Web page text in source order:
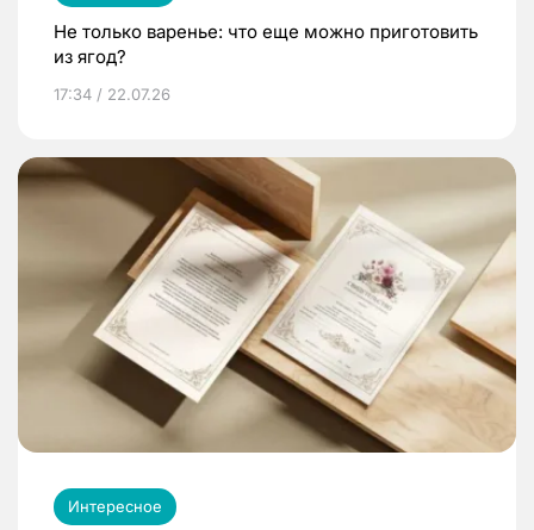
Не только варенье: что еще можно приготовить
из ягод?
17:34 / 22.07.26
Интересное